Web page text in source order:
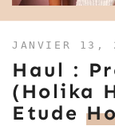
JANVIER 13,
Haul :
(Holika
Etude